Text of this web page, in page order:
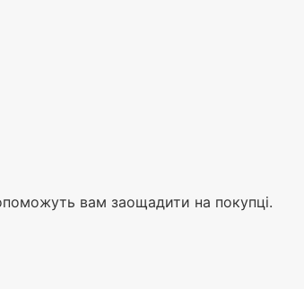
вам заощадити на покупці.